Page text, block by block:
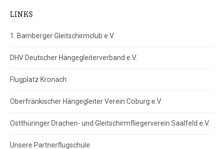
LINKS
1. Bamberger Gleitschirmclub e.V
DHV Deutscher Hängegleiterverband e.V.
Flugplatz Kronach
Oberfränkischer Hängegleiter Verein Coburg e.V
Ostthüringer Drachen- und Gleitschirmfliegerverein Saalfeld e.V.
Unsere Partnerflugschule